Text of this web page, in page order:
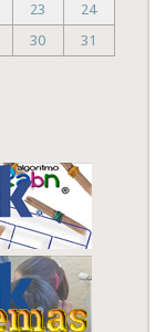
23
24
30 31